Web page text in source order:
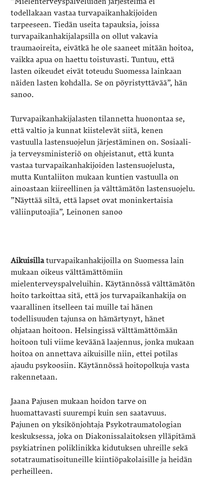
todellakaan vastaa turvapaikanhakijoiden
tarpeeseen. Tiedän useita tapauksia, joissa
turvapaikanhakijalapsilla on ollut vakavia
traumaoireita, eivätkä he ole saaneet mitään hoitoa,
vaikka apua on haettu toistuvasti. Tuntuu, että
lasten oikeudet eivät toteudu Suomessa lainkaan
näiden lasten kohdalla. Se on pöyristyttävää”, hän
sanoo.
Turvapaikanhakijalasten tilannetta huonontaa se,
että valtio ja kunnat kiistelevät siitä, kenen
vastuulla lastensuojelun järjestäminen on. Sosiaali-
ja terveysministeriö on ohjeistanut, että kunta
vastaa turvapaikanhakijoiden lastensuojelusta,
mutta Kuntaliiton mukaan kuntien vastuulla on
ainoastaan kiireellinen ja välttämätön lastensuojelu.
”Näyttää siltä, että lapset ovat moninkertaisia
väliinputoajia”, Leinonen sanoo
Aikuisillaturvapaikanhakijoilla on Suomessa lain
mukaan oikeus välttämättömiin
mielenterveyspalveluihin. Käytännössä välttämätön
hoito tarkoittaa sitä, että jos turvapaikanhakija on
vaarallinen itselleen tai muille tai hänen
todellisuuden tajunsa on hämärtynyt, hänet
ohjataan hoitoon. Helsingissä välttämättömään
hoitoon tuli viime keväänä laajennus, jonka mukaan
hoitoa on annettava aikuisille niin, ettei potilas
ajaudu psykoosiin. Käytännössä hoitopolkuja vasta
rakennetaan.
Jaana Pajusen mukaan hoidon tarve on
huomattavasti suurempi kuin sen saatavuus.
Pajunen on yksikönjohtaja Psykotraumatologian
keskuksessa, joka on Diakonissalaitoksen ylläpitämä
psykiatrinen poliklinikka kidutuksen uhreille sekä
sotatraumatisoituneille kiintiöpakolaisille ja heidän
perheilleen.